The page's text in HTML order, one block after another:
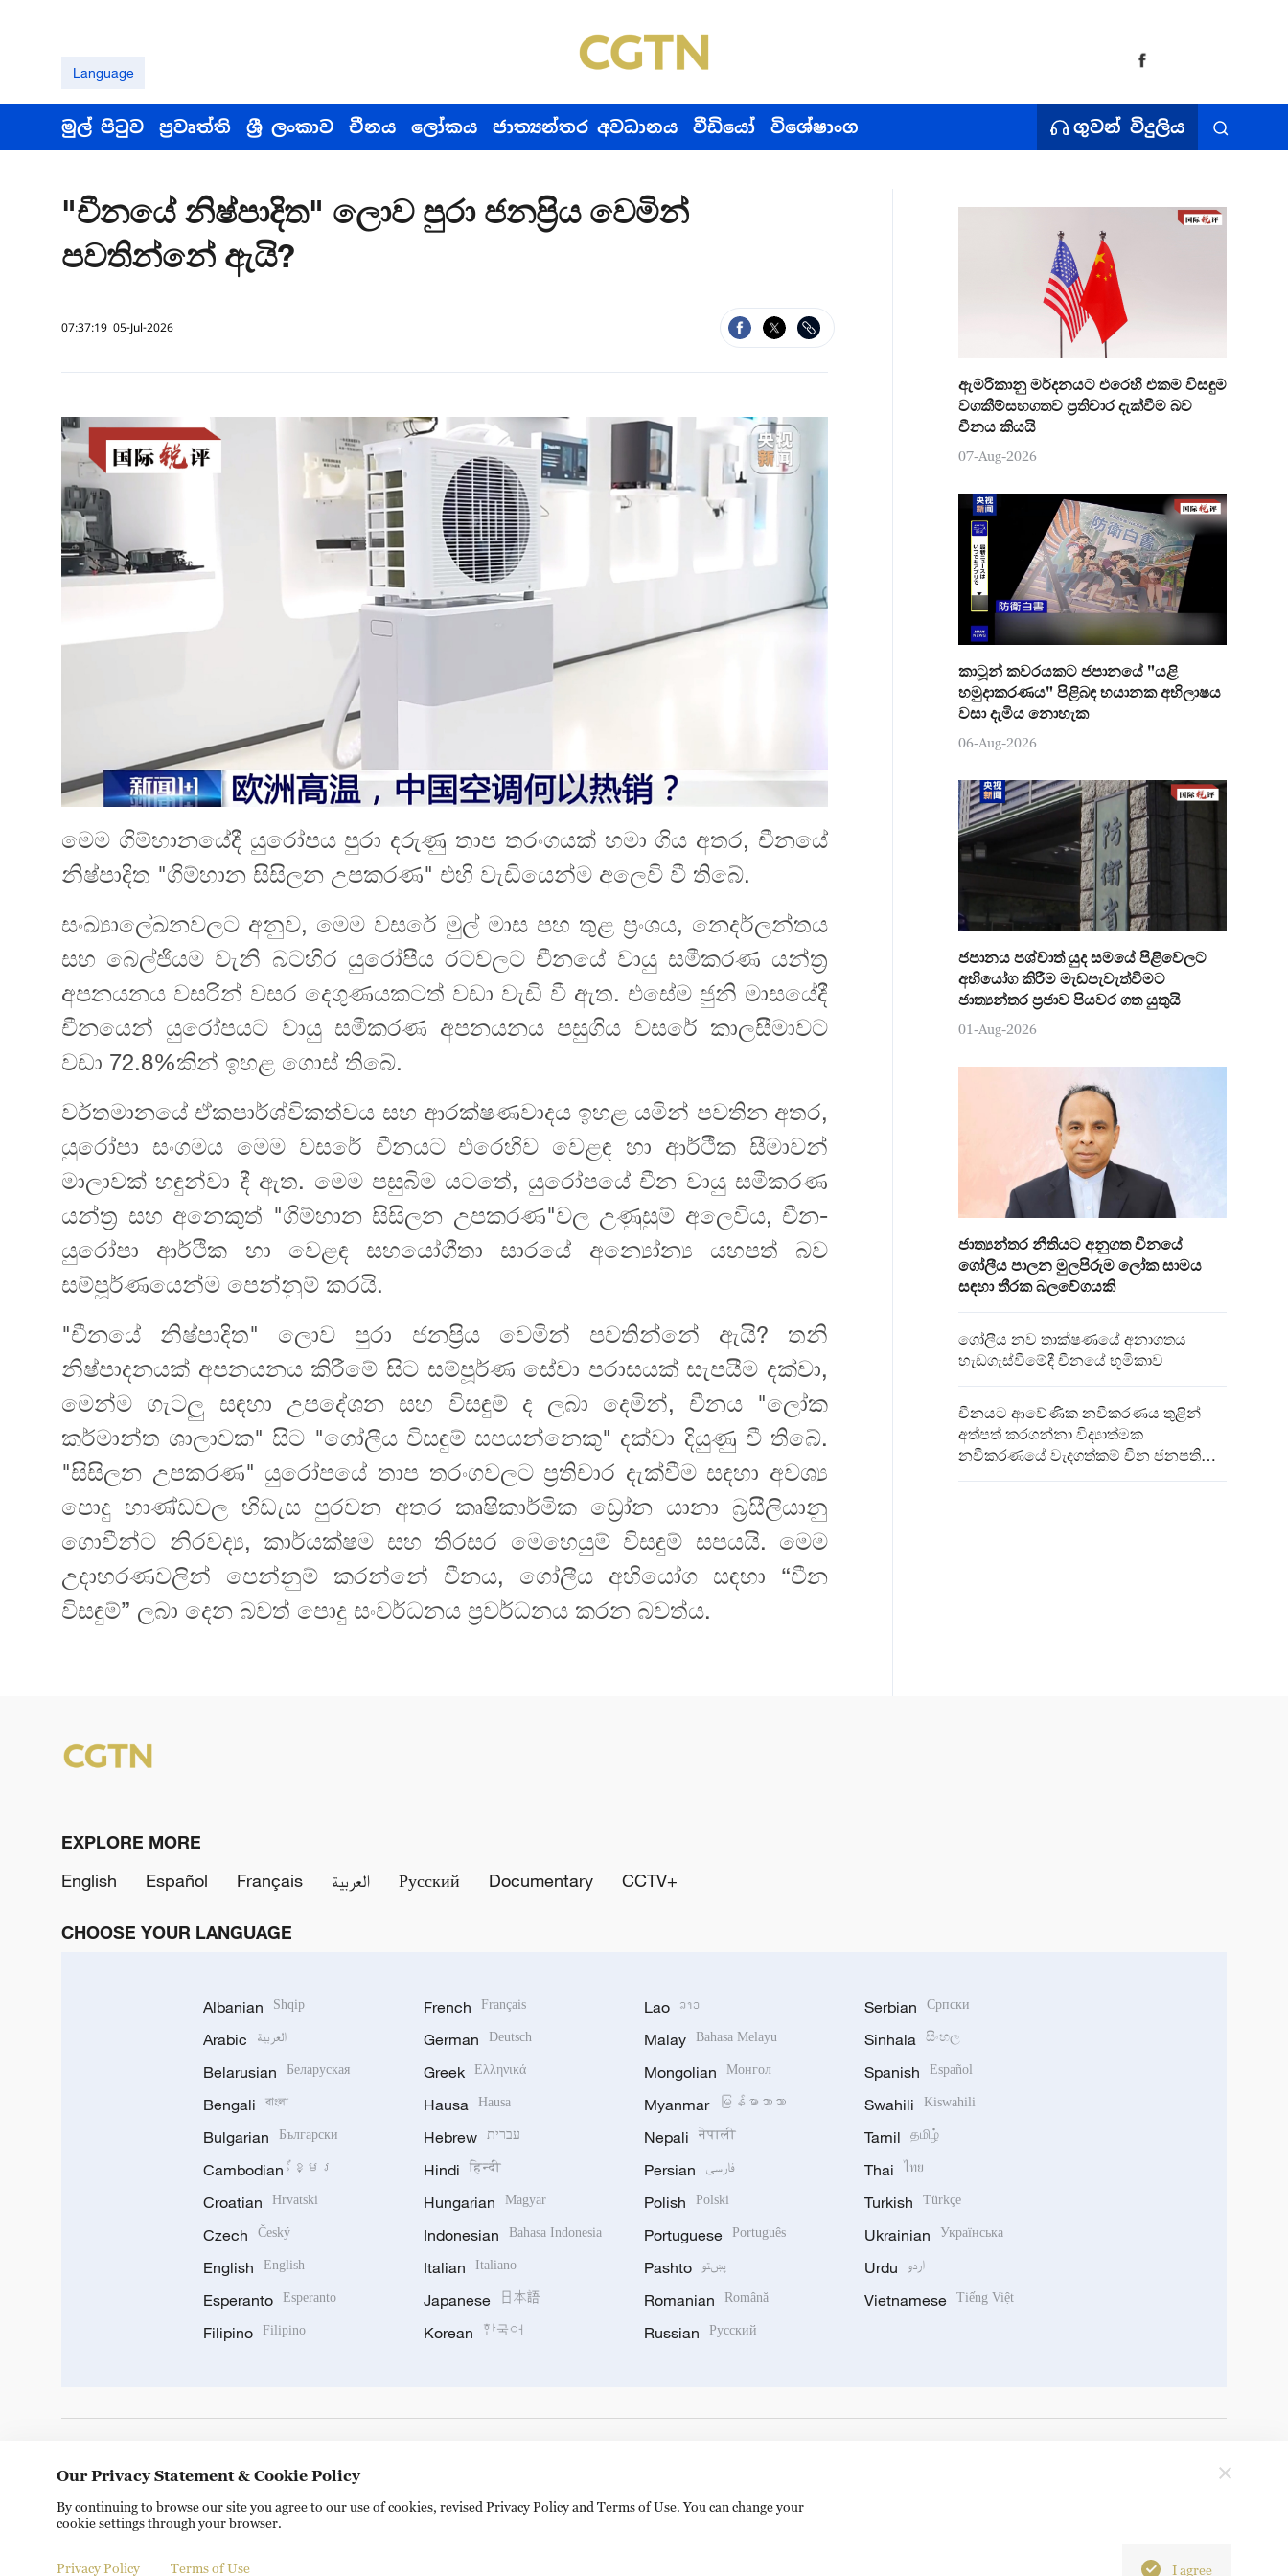
Language
මුල් පිටුව ප්‍රවෘත්ති ශ්‍රී ලංකාව චීනය ලෝකය ජාත්‍යන්තර අවධානය වීඩියෝ විශේෂාංග ගුවන් විදුලිය
"චීනයේ නිෂ්පාදිත" ලොව පුරා ජනප්‍රිය වෙමින්
පවතින්නේ ඇයි?
07:37:19 05-Jul-2026
මෙම ගිම්හානයේදී යුරෝපය පුරා දරුණු තාප තරංගයක් හමා ගිය අතර, චීනයේ
නිෂ්පාදිත "ගිම්හාන සිසිලන උපකරණ" එහි වැඩියෙන්ම අලෙවි වී තිබේ.
සංඛ්‍යාලේඛනවලට අනුව, මෙම වසරේ මුල් මාස පහ තුළ ප්‍රංශය, නෙදර්ලන්තය
සහ බෙල්ජියම වැනි බටහිර යුරෝපීය රටවලට චීනයේ වායු සමීකරණ යන්ත්‍ර
අපනයනය වසරින් වසර දෙගුණයකටත් වඩා වැඩි වී ඇත. එසේම ජුනි මාසයේදී
චීනයෙන් යුරෝපයට වායු සමීකරණ අපනයනය පසුගිය වසරේ කාලසීමාවට
වඩා 72.8%කින් ඉහළ ගොස් තිබේ.
වර්තමානයේ ඒකපාර්ශ්විකත්වය සහ ආරක්ෂණවාදය ඉහළ යමින් පවතින අතර,
යුරෝපා සංගමය මෙම වසරේ චීනයට එරෙහිව වෙළඳ හා ආර්ථික සීමාවන්
මාලාවක් හඳුන්වා දී ඇත. මෙම පසුබිම යටතේ, යුරෝපයේ චීන වායු සමීකරණ
යන්ත්‍ර සහ අනෙකුත් "ගිම්හාන සිසිලන උපකරණ"වල උණුසුම් අලෙවිය, චීන-
යුරෝපා ආර්ථික හා වෙළඳ සහයෝගීතා සාරයේ අන්‍යෝන්‍ය යහපත් බව
සම්පූර්ණයෙන්ම පෙන්නුම් කරයි.
"චීනයේ නිෂ්පාදිත" ලොව පුරා ජනප්‍රිය වෙමින් පවතින්නේ ඇයි? තනි
නිෂ්පාදනයක් අපනයනය කිරීමේ සිට සම්පූර්ණ සේවා පරාසයක් සැපයීම දක්වා,
මෙන්ම ගැටලු සඳහා උපදේශන සහ විසඳුම් ද ලබා දෙමින්, චීනය "ලෝක
කර්මාන්ත ශාලාවක" සිට "ගෝලීය විසඳුම් සපයන්නෙකු" දක්වා දියුණු වී තිබේ.
"සිසිලන උපකරණ" යුරෝපයේ තාප තරංගවලට ප්‍රතිචාර දැක්වීම සඳහා අවශ්‍ය
පොදු භාණ්ඩවල හිඩැස පුරවන අතර කෘෂිකාර්මික ඩ්‍රෝන යානා බ්‍රසීලියානු
ගොවීන්ට නිරවද්‍ය, කාර්යක්ෂම සහ තිරසර මෙහෙයුම් විසඳුම් සපයයි. මෙම
උදාහරණවලින් පෙන්නුම් කරන්නේ චීනය, ගෝලීය අභියෝග සඳහා “චීන
විසඳුම්” ලබා දෙන බවත් පොදු සංවර්ධනය ප්‍රවර්ධනය කරන බවත්ය.
ඇමරිකානු මර්දනයට එරෙහි එකම විසඳුම
වගකීම්සහගතව ප්‍රතිචාර දැක්වීම බව
චීනය කියයි
07-Aug-2026
කාටූන් කවරයකට ජපානයේ "යළි
හමුදාකරණය" පිළිබඳ භයානක අභිලාෂය
වසා දැමිය නොහැක
06-Aug-2026
ජපානය පශ්චාත් යුද සමයේ පිළිවෙලට
අභියෝග කිරීම මැඩපැවැත්වීමට
ජාත්‍යන්තර ප්‍රජාව පියවර ගත යුතුයි
01-Aug-2026
ජාත්‍යන්තර නීතියට අනුගත චීනයේ
ගෝලීය පාලන මුලපිරුම ලෝක සාමය
සඳහා තීරක බලවේගයකි
ගෝලීය නව තාක්ෂණයේ අනාගතය
හැඩගැස්වීමේදී චීනයේ භූමිකාව
චීනයට ආවේණික නවීකරණය තුළින්
අත්පත් කරගන්නා විද්‍යාත්මක
නවීකරණයේ වැදගත්කම් චීන ජනපති
අවධාරණය කරයි
EXPLORE MORE
English
Español Français العربية Русский Documentary CCTV+
CHOOSE YOUR LANGUAGE
Albanian Shqip
Arabic العربية
Belarusian Беларуская
Bengali বাংলা
Bulgarian Български
Cambodian ខ្មែរ
Croatian Hrvatski
Czech Český
English English
Esperanto Esperanto
Filipino Filipino
French Français
German Deutsch
Greek Ελληνικά
Hausa Hausa
Hebrew עברית
Hindi हिन्दी
Hungarian Magyar
Indonesian Bahasa Indonesia
Italian Italiano
Japanese 日本語
Korean 한국어
Lao ລາວ
Malay Bahasa Melayu
Mongolian Монгол
Myanmar မြန်မာဘာသာ
Nepali नेपाली
Persian فارسی
Polish Polski
Portuguese Português
Pashto پښتو
Romanian Română
Russian Русский
Serbian Српски
Sinhala සිංහල
Spanish Español
Swahili Kiswahili
Tamil தமிழ்
Thai ไทย
Turkish Türkçe
Ukrainian Українська
Urdu اردو
Vietnamese Tiếng Việt
Our Privacy Statement & Cookie Policy
By continuing to browse our site you agree to our use of cookies, revised Privacy Policy and Terms of Use. You can change your
cookie settings through your browser.
Privacy Policy Terms of Use I agree